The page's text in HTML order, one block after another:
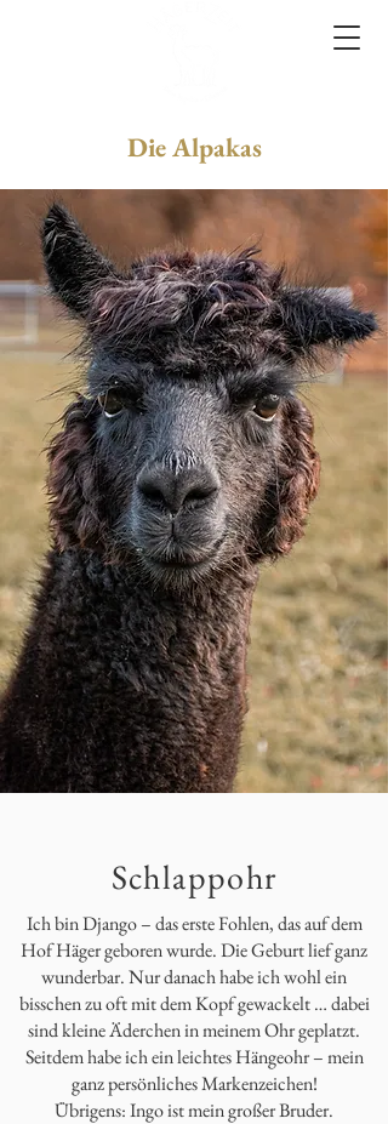
Die Alpakas
Schlappohr
Ich bin Django – das erste Fohlen, das auf dem
Hof Häger geboren wurde. Die Geburt lief ganz
wunderbar. Nur danach habe ich wohl ein
bisschen zu oft mit dem Kopf gewackelt … dabei
sind kleine Äderchen in meinem Ohr geplatzt.
Seitdem habe ich ein leichtes Hängeohr – mein
ganz persönliches Markenzeichen!
Übrigens: Ingo ist mein großer Bruder.